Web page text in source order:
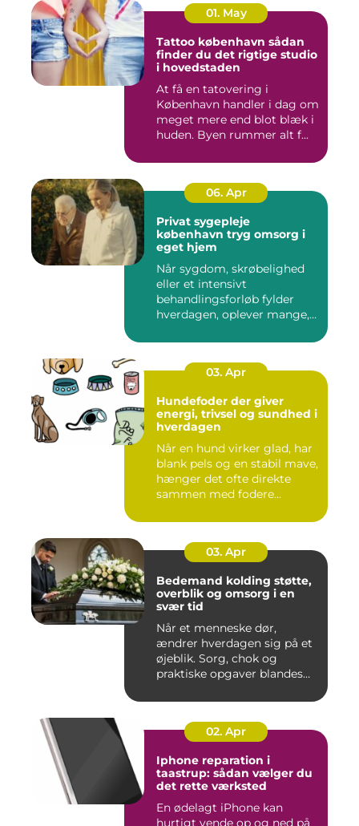
01. May
Tattoo københavn sådan
finder du det rigtige studio
i hovedstaden
At få en tatovering i
København handler i dag om
meget mere end blot blæk i
huden. Byen rummer alt f...
06. Apr
Privat sygepleje
københavn tryg omsorg i
eget hjem
Når sygdom, skrøbelighed
eller et intensivt
behandlingsforløb fylder
hverdagen, oplever mange,
03. Apr
Hundefoder der giver
energi, trivsel og sundhed i
hverdagen
Når en hund virker glad, har
blank pels og en stabil mave,
hænger det ofte direkte
sammen med fodere...
03. Apr
Bedemand kolding støtte,
overblik og omsorg i en
svær tid
Når et menneske dør,
ændrer hverdagen sig på et
øjeblik. Sorg, chok og
praktiske opgaver blandes
02. Apr
Iphone reparation i
taastrup: sådan vælger du
det rette værksted
En ødelagt iPhone kan
hurtigt vende op og ned på